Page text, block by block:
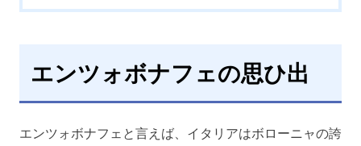
エンツォボナフェの思ひ出
エンツォボナフェと言えば、イタリアはボローニャの誇